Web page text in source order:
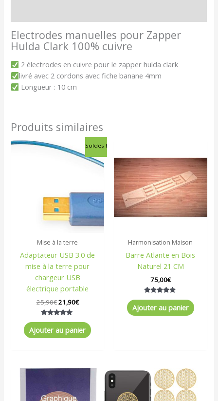
Electrodes manuelles pour Zapper
Hulda Clark 100% cuivre
2 électrodes en cuivre pour le zapper hulda clark
livré avec 2 cordons avec fiche banane 4mm
Longueur : 10 cm
Produits similaires
Soldes !
Mise à la terre
Adaptateur USB 3.0 de
mise à la terre pour
chargeur USB
électrique portable
25,90€
Le
prix
21,90€
prix
actuel
Note
5.00
sur 5
Ajouter au panier
Harmonisation Maison
Barre Atlante en Bois
Naturel 21 CM
75,00€
Note
5.00
sur 5
Ajouter au panier
Plage
prix : produit